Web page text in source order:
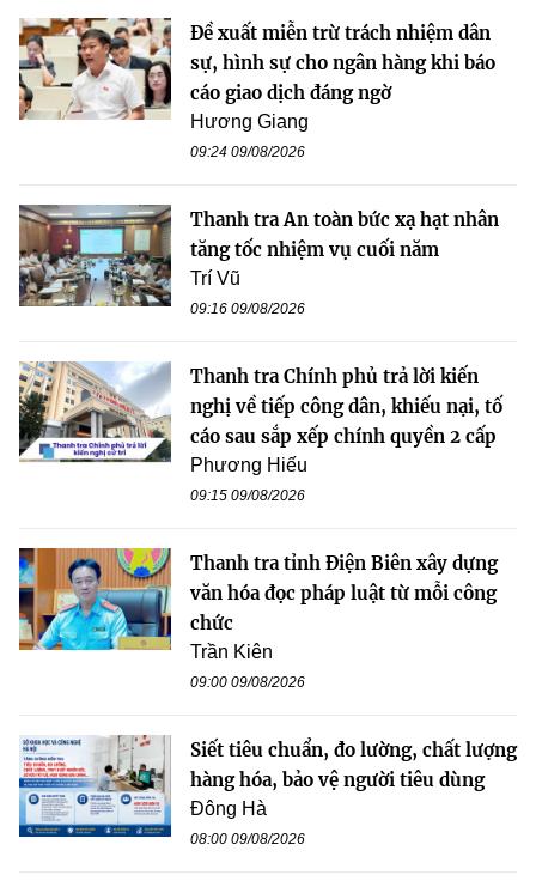
Đề xuất miễn trừ trách nhiệm dân
sự, hình sự cho ngân hàng khi báo
cáo giao dịch đáng ngờ
Hương Giang
09:24 09/08/2026
Thanh tra An toàn bức xạ hạt nhân
tăng tốc nhiệm vụ cuối năm
Trí Vũ
09:16 09/08/2026
Thanh tra Chính phủ trả lời kiến
nghị về tiếp công dân, khiếu nại, tố
cáo sau sắp xếp chính quyền 2 cấp
Phương Hiếu
09:15 09/08/2026
Thanh tra tỉnh Điện Biên xây dựng
văn hóa đọc pháp luật từ mỗi công
chức
Trần Kiên
09:00 09/08/2026
Siết tiêu chuẩn, đo lường, chất lượng
hàng hóa, bảo vệ người tiêu dùng
Đông Hà
08:00 09/08/2026